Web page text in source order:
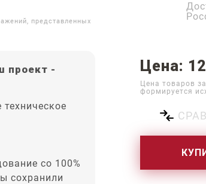
представленных
проект -
со 100%
сохранили
Цена:
Цена товаров
формируется